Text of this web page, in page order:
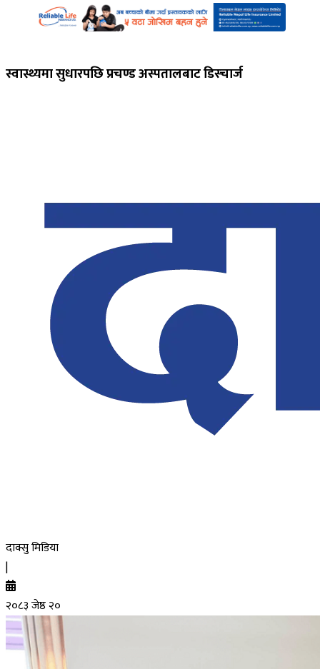
स्वास्थ्यमा सुधारपछि प्रचण्ड अस्पतालबाट डिस्चार्ज
दाक्सु मिडिया
|
२०८३ जेष्ठ २०